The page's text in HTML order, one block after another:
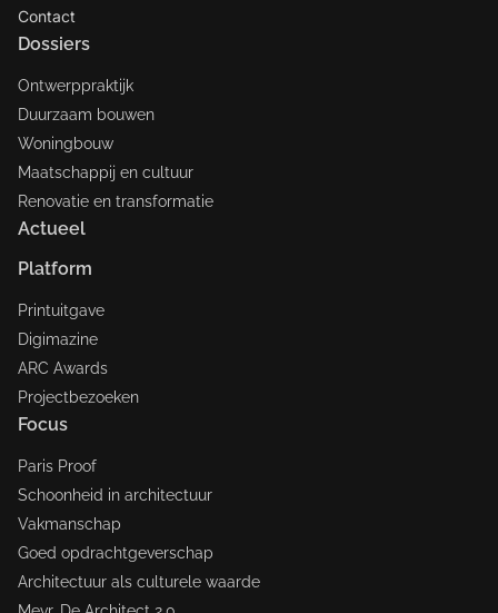
Contact
Dossiers
Ontwerppraktijk
Duurzaam bouwen
Woningbouw
Maatschappij en cultuur
Renovatie en transformatie
Actueel
Platform
Printuitgave
Digimazine
ARC Awards
Projectbezoeken
Focus
Paris Proof
Schoonheid in architectuur
Vakmanschap
Goed opdrachtgeverschap
Architectuur als culturele waarde